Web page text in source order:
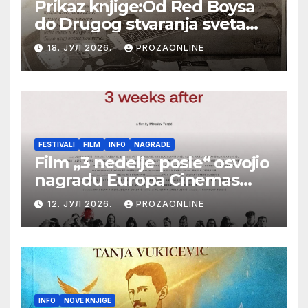
Prikaz knjige:Od Red Boysa
do Drugog stvaranja sveta
(bilo neko vreme pošteno)
(autor- Zlatomira Sremca,
Botoš 2022. godine,
samizdat)
18. ЈУЛ 2026. PROZAONLINE
FESTIVALI FILM INFO NAGRADE
Film „3 nedelje posle“ osvojio
nagradu Europa Cinemas
Label na Filmskom festivalu
u Karlovim Varima
12. ЈУЛ 2026. PROZAONLINE
INFO NOVE KNJIGE